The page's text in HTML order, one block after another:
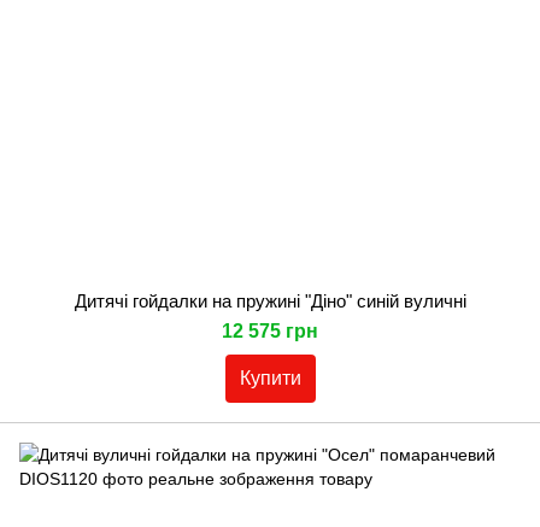
Дитячі гойдалки на пружині "Діно" синій вуличні
12 575 грн
Купити